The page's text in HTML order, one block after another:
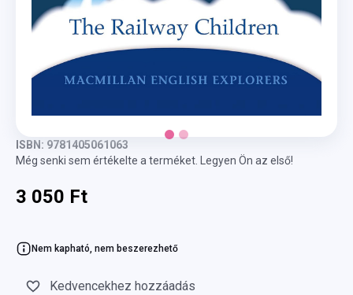
ISBN: 9781405061063
Még senki sem értékelte a terméket. Legyen Ön az első!
3 050 Ft
Nem kapható, nem beszerezhető
Kedvencekhez hozzáadás